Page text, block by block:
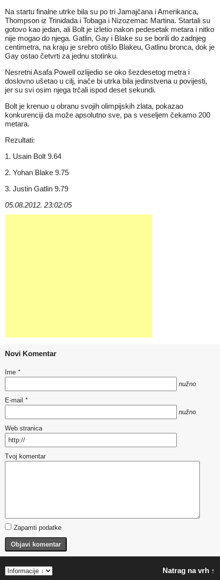
Na startu finalne utrke bila su po tri Jamajčana i Amerikanca,
Thompson iz Trinidada i Tobaga i Nizozemac Martina. Startali su
gotovo kao jedan, ali Bolt je izletio nakon pedesetak metara i nitko
nije mogao do njega. Gatlin, Gay i Blake su se borili do zadnjeg
centimetra, na kraju je srebro otišlo Blakeu, Gatlinu bronca, dok je
Gay ostao četvrti za jednu stotinku.
Nesretni Asafa Powell ozlijedio se oko šezdesetog metra i
doslovno ušetao u cilj, inače bi utrka bila jedinstvena u povijesti,
jer su svi osim njega trčali ispod deset sekundi.
Bolt je krenuo u obranu svojih olimpijskih zlata, pokazao
konkurenciji da može apsolutno sve, pa s veseljem čekamo 200
metara.
Rezultati:
1. Usain Bolt 9.64
2. Yohan Blake 9.75
3. Justin Gatlin 9.79
05.08.2012. 23:02:05
Novi Komentar
Ime *
nužno
E-mail *
nužno
Web stranica
Tvoj komentar
Zapamti podatke
Objavi komentar
Natrag na vrh ↑